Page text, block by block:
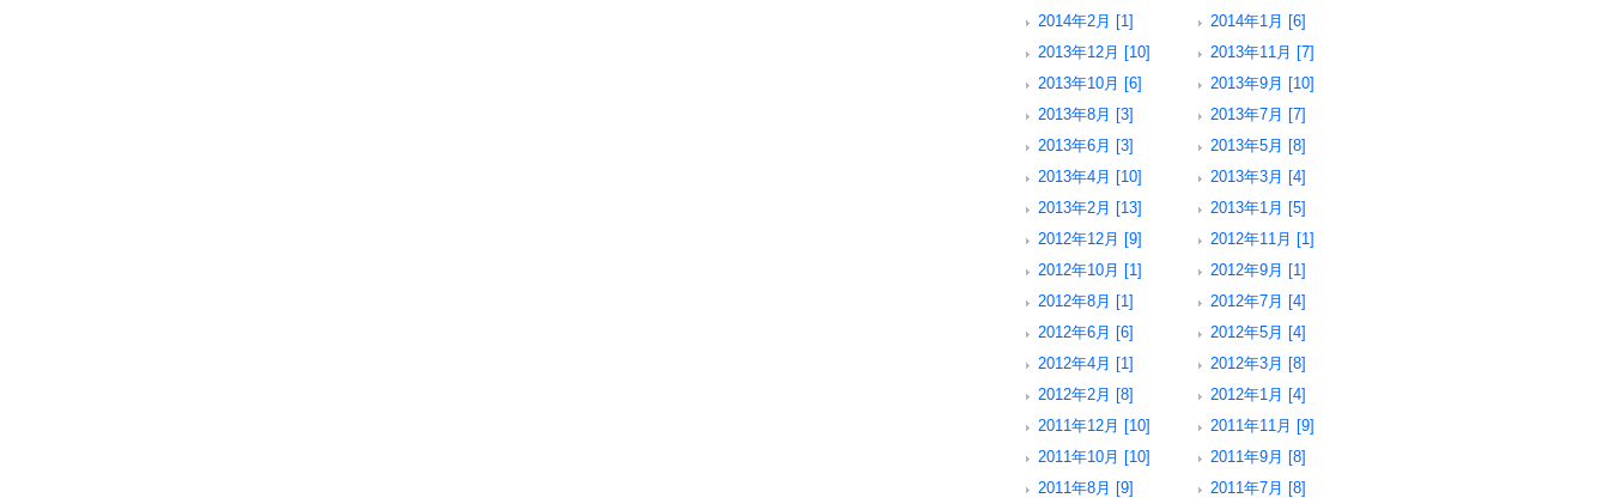
2014年2月 [1]
2014年1月 [6]
2013年12月 [10]
2013年11月 [7]
2013年10月 [6]
2013年9月 [10]
2013年8月 [3]
2013年7月 [7]
2013年6月 [3]
2013年5月 [8]
2013年4月 [10]
2013年3月 [4]
2013年2月 [13]
2013年1月 [5]
2012年12月 [9]
2012年11月 [1]
2012年10月 [1]
2012年9月 [1]
2012年8月 [1]
2012年7月 [4]
2012年6月 [6]
2012年5月 [4]
2012年4月 [1]
2012年3月 [8]
2012年2月 [8]
2012年1月 [4]
2011年12月 [10]
2011年11月 [9]
2011年10月 [10]
2011年9月 [8]
2011年8月 [9]
2011年7月 [8]